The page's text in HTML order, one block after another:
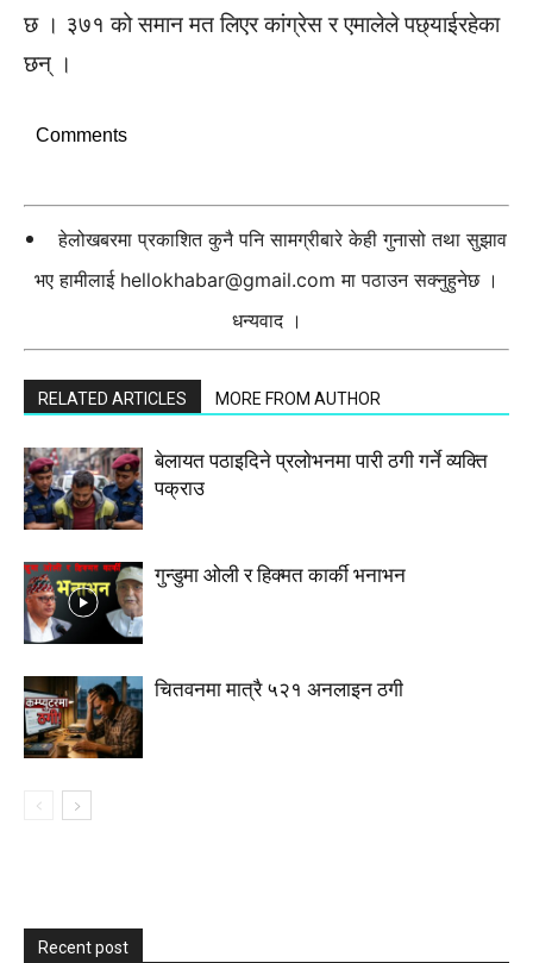
छ । ३७१ को समान मत लिएर कांग्रेस र एमालेले पछ्याईरहेका
छन् ।
Comments
हेलोखबरमा प्रकाशित कुनै पनि सामग्रीबारे केही गुनासो तथा सुझाव
भए हामीलाई hellokhabar@gmail.com मा पठाउन सक्नुहुनेछ ।
धन्यवाद ।
RELATED ARTICLES MORE FROM AUTHOR
बेलायत पठाइदिने प्रलाेभनमा पारी ठगी गर्ने व्यक्ति
पक्राउ
गुन्डुमा ओली र हिक्मत कार्की भनाभन
चितवनमा मात्रै ५२१ अनलाइन ठगी
Recent post